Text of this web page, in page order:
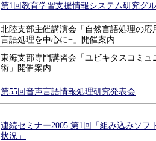
第1回教育学習支援情報システム研究グ
北陸支部主催講演会「自然言語処理の応
言語処理を中心に−」開催案内
東海支部専門講習会「ユビキタスコミュ
術」開催案内
第55回音声言語情報処理研究発表会
連続セミナー2005 第1回「組み込みソフ
状況」